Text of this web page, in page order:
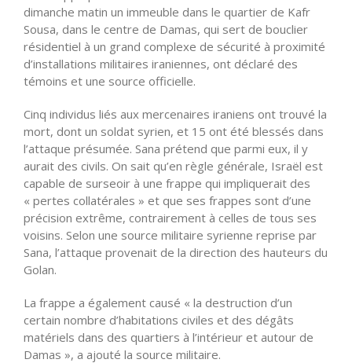
dimanche matin un immeuble dans le quartier de Kafr
Sousa, dans le centre de Damas, qui sert de bouclier
résidentiel à un grand complexe de sécurité à proximité
d’installations militaires iraniennes, ont déclaré des
témoins et une source officielle.
Cinq individus liés aux mercenaires iraniens ont trouvé la
mort, dont un soldat syrien, et 15 ont été blessés dans
l’attaque présumée. Sana prétend que parmi eux, il y
aurait des civils. On sait qu’en règle générale, Israël est
capable de surseoir à une frappe qui impliquerait des
« pertes collatérales » et que ses frappes sont d’une
précision extrême, contrairement à celles de tous ses
voisins. Selon une source militaire syrienne reprise par
Sana, l’attaque provenait de la direction des hauteurs du
Golan.
La frappe a également causé « la destruction d’un
certain nombre d’habitations civiles et des dégâts
matériels dans des quartiers à l’intérieur et autour de
Damas », a ajouté la source militaire.